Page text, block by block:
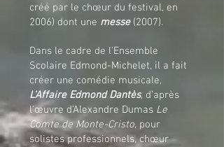
créé par le chœur du festival, en
2006) dont une messe(2007).
Dans le cadre de l’Ensemble
Scolaire Edmond-Michelet, il a fait
créer une comédie musicale,
L’Affaire Edmond Dantès, d’après
l’œuvre d’Alexandre Dumas Le
Comte de Monte-Cristo, pour
solistes professionnels, chœur